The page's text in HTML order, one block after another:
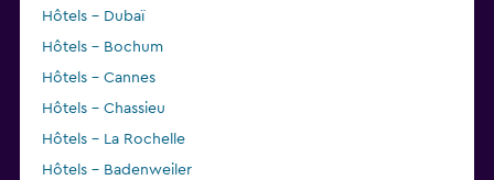
Hôtels - Dubaï
Hôtels - Bochum
Hôtels - Cannes
Hôtels - Chassieu
Hôtels - La Rochelle
Hôtels - Badenweiler